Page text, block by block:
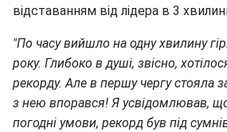
відставанням від лідера в 3
"По часу вийшло на одну хвилину
року. Глибоко в душі, звісно,
рекорду. Але в першу чергу стояла
з нею впорався! Я усвідомлював,
погодні умови, рекорд був під